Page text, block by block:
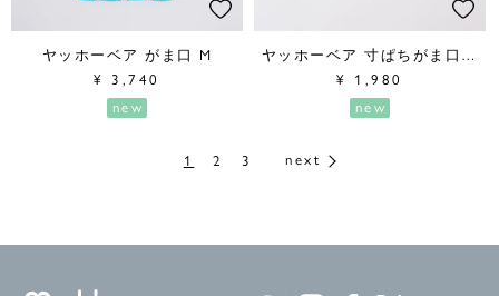
ヤッホーベア がま口 M
¥ 3,740
new
ヤッホーベア 寸ぱちがま口財布
¥ 1,980
new
1 2 3